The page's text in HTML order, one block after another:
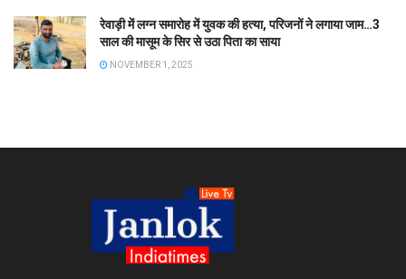
रेवाड़ी में लग्न समारोह में युवक की हत्या, परिजनों ने लगाया जाम…3
साल की मासूम के सिर से उठा पिता का साया
NOVEMBER 1, 2025